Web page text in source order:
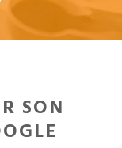
SON